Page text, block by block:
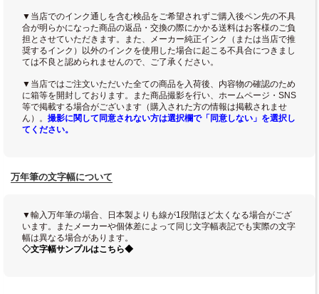
▼当店でのインク通しを含む検品をご希望されずご購入後ペン先の不具
合が明らかになった商品の返品・交換の際にかかる送料はお客様のご負
担とさせていただきます。また、メーカー純正インク（または当店で推
奨するインク）以外のインクを使用した場合に起こる不具合につきまし
ては不良と認められませんので、ご了承ください。
▼当店ではご注文いただいた全ての商品を入荷後、内容物の確認のため
に箱等を開封しております。また商品撮影を行い、ホームページ・SNS
等で掲載する場合がございます（購入された方の情報は掲載されませ
ん）。 撮影に関して同意されない方は選択欄で「同意しない」を選択し
てください。
万年筆の文字幅について
▼輸入万年筆の場合、日本製よりも線が1段階ほど太くなる場合がござ
います。またメーカーや個体差によって同じ文字幅表記でも実際の文字
幅は異なる場合があります。
◇文字幅サンプルはこちら◆